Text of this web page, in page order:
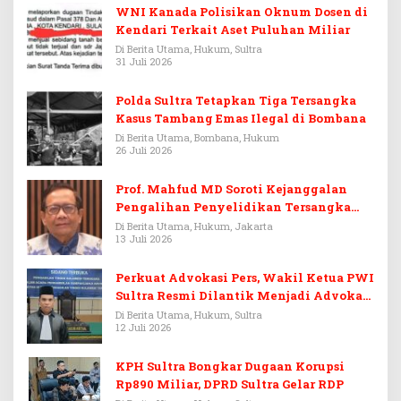
WNI Kanada Polisikan Oknum Dosen di
Kendari Terkait Aset Puluhan Miliar
Di Berita Utama, Hukum, Sultra
31 Juli 2026
Polda Sultra Tetapkan Tiga Tersangka
Kasus Tambang Emas Ilegal di Bombana
Di Berita Utama, Bombana, Hukum
26 Juli 2026
Prof. Mahfud MD Soroti Kejanggalan
Pengalihan Penyelidikan Tersangka
Febrie Adriansyah
Di Berita Utama, Hukum, Jakarta
13 Juli 2026
Perkuat Advokasi Pers, Wakil Ketua PWI
Sultra Resmi Dilantik Menjadi Advokat
PERADI
Di Berita Utama, Hukum, Sultra
12 Juli 2026
KPH Sultra Bongkar Dugaan Korupsi
Rp890 Miliar, DPRD Sultra Gelar RDP